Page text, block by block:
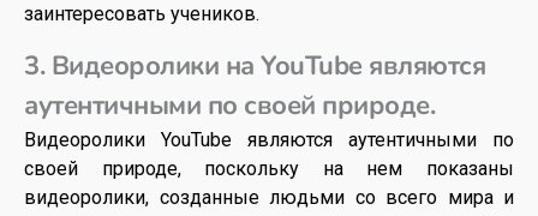
заинтересовать учеников.
3. Видеоролики на YouTube являются
аутентичными по своей природе.
Видеоролики YouTube являются аутентичными по
своей природе, поскольку на нем показаны
видеоролики, созданные людьми со всего мира и